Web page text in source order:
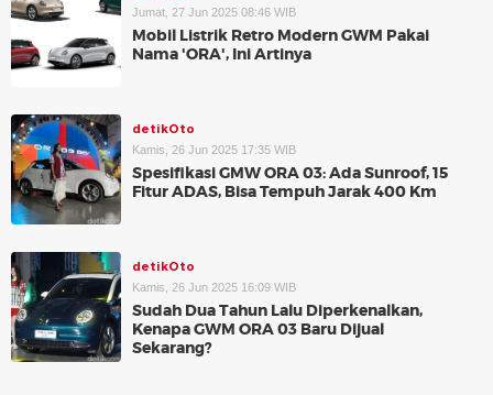
Jumat, 27 Jun 2025 08:46 WIB
Mobil Listrik Retro Modern GWM Pakai
Nama 'ORA', Ini Artinya
detikOto
Kamis, 26 Jun 2025 17:35 WIB
Spesifikasi GMW ORA 03: Ada Sunroof, 15
Fitur ADAS, Bisa Tempuh Jarak 400 Km
detikOto
Kamis, 26 Jun 2025 16:09 WIB
Sudah Dua Tahun Lalu Diperkenalkan,
Kenapa GWM ORA 03 Baru Dijual
Sekarang?